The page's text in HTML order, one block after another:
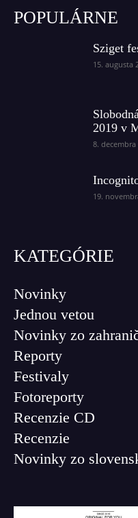
POPULÁRNE
Sziget
15. augusta
2019 v
8. decembra
19.
KATEGÓRIE
Novinky
Jednou vetou
Novinky zo
Reporty
Festivaly
Fotoreporty
Recenzie CD
Recenzie
Novinky zo